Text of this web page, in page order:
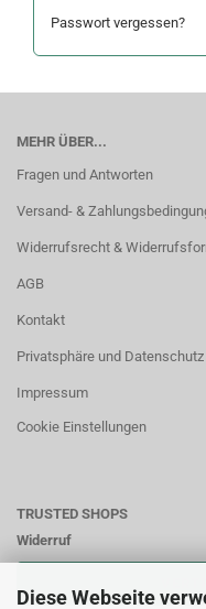
Diese Webseite
Passwort vergessen?
MEHR ÜBER...
Fragen und Antworten
Versand- &
Widerrufsrecht &
AGB
Kontakt
Privatsphäre und Datenschutz
Impressum
Cookie Einstellungen
TRUSTED SHOPS
Widerruf